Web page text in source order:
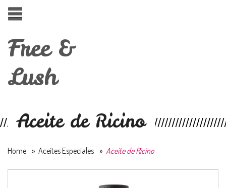
Free &
Lush
Aceite de Ricino
Home » Aceites Especiales » Aceite de Ricino